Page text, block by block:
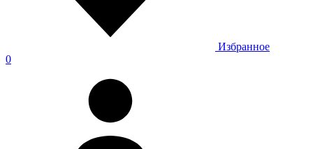
Избранное
0